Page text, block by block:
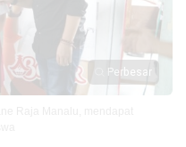
Perbesar